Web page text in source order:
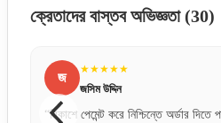
ক্রেতাদের বাস্তব অভিজ্ঞতা (30)
জ
★★★★★
জসিম উদ্দিন
“বিকাশে পেমেন্ট করে নিশ্চিন্তে অর্ডার দিতে